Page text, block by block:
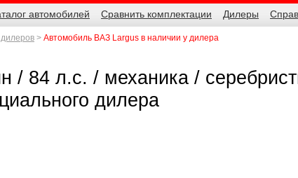
автомобилей Сравнить комплектации Дилеры
Автомобиль ВАЗ Largus в наличии у дилера
/ 84 л.с. / механика /
дилера